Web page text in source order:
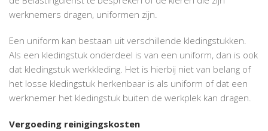
werknemers dragen, uniformen zijn.
Een uniform kan bestaan uit verschillende kledingstukken.
Als een kledingstuk onderdeel is van een uniform, dan is ook
dat kledingstuk werkkleding. Het is hierbij niet van belang of
het losse kledingstuk herkenbaar is als uniform of dat een
werknemer het kledingstuk buiten de werkplek kan dragen.
Vergoeding reinigingskosten